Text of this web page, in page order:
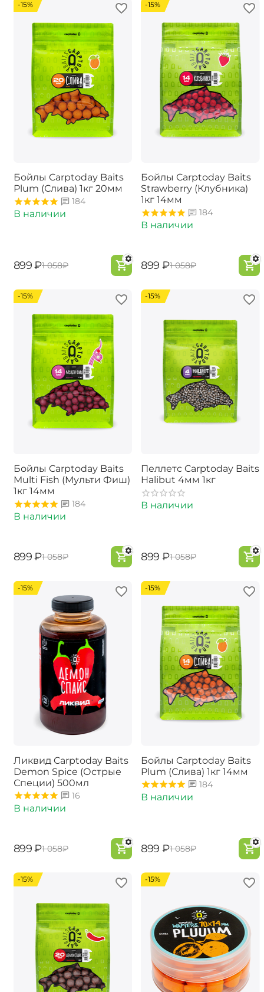
-15%
Бойлы Carptoday Baits
Plum (Слива) 1кг 20мм
184
В наличии
‍899‍ ₽‍1 058‍₽
-15%
Бойлы Carptoday Baits
Strawberry (Клубника)
1кг 14мм
184
В наличии
‍899‍ ₽‍1 058‍₽
-15%
Бойлы Carptoday Baits
Multi Fish (Мульти Фиш)
1кг 14мм
184
В наличии
‍899‍ ₽‍1 058‍₽
-15%
Пеллетс Carptoday Baits
Halibut 4мм 1кг
В наличии
‍899‍ ₽‍1 058‍₽
-15%
Ликвид Carptoday Baits
Demon Spice (Острые
Специи) 500мл
16
В наличии
‍899‍ ₽‍1 058‍₽
-15%
Бойлы Carptoday Baits
Plum (Слива) 1кг 14мм
184
В наличии
‍899‍ ₽‍1 058‍₽
-15% -15%